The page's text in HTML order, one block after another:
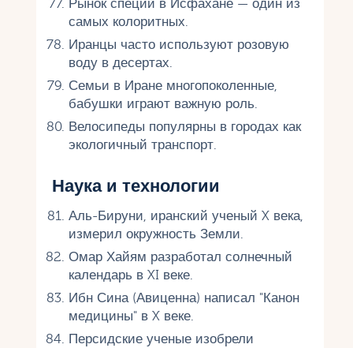
Рынок специй в Исфахане — один из
самых колоритных.
Иранцы часто используют розовую
воду в десертах.
Семьи в Иране многопоколенные,
бабушки играют важную роль.
Велосипеды популярны в городах как
экологичный транспорт.
Наука и технологии
Аль-Бируни, иранский ученый X века,
измерил окружность Земли.
Омар Хайям разработал солнечный
календарь в XI веке.
Ибн Сина (Авиценна) написал "Канон
медицины" в X веке.
Персидские ученые изобрели